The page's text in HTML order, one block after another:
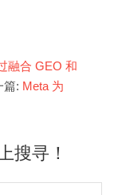
融合 GEO 和
篇: Meta 为
搜寻！